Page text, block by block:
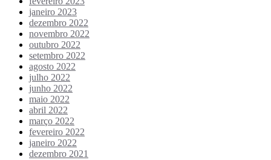
janeiro 2023
dezembro 2022
novembro 2022
outubro 2022
setembro 2022
agosto 2022
julho 2022
junho 2022
maio 2022
abril 2022
março 2022
fevereiro 2022
janeiro 2022
dezembro 2021